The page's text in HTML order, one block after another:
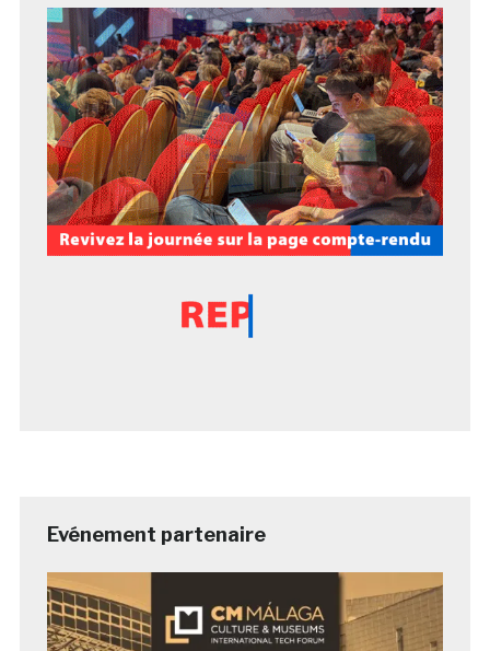
Evénement partenaire